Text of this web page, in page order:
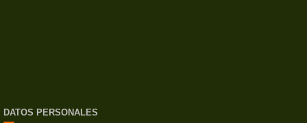
DATOS PERSONALES